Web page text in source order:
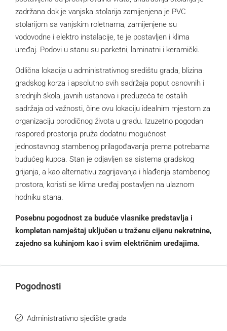
zadržana dok je vanjska stolarija zamijenjena je PVC
stolarijom sa vanjskim roletnama, zamijenjene su
vodovodne i elektro instalacije, te je postavljen i klima
uređaj. Podovi u stanu su parketni, laminatni i keramički.
Odlična lokacija u administrativnog središtu grada, blizina
gradskog korza i apsolutno svih sadržaja poput osnovnih i
srednjih škola, javnih ustanova i preduzeća te ostalih
sadržaja od važnosti, čine ovu lokaciju idealnim mjestom za
organizaciju porodičnog života u gradu. Izuzetno pogodan
raspored prostorija pruža dodatnu mogućnost
jednostavnog stambenog prilagođavanja prema potrebama
budućeg kupca. Stan je odjavljen sa sistema gradskog
grijanja, a kao alternativu zagrijavanja i hlađenja stambenog
prostora, koristi se klima uređaj postavljen na ulaznom
hodniku stana.
Posebnu pogodnost za buduće vlasnike predstavlja i
kompletan namještaj uključen u traženu cijenu nekretnine,
zajedno sa kuhinjom kao i svim električnim uređajima.
Pogodnosti
Administrativno sjedište grada